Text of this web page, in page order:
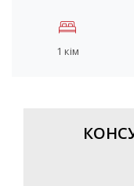
1 кім